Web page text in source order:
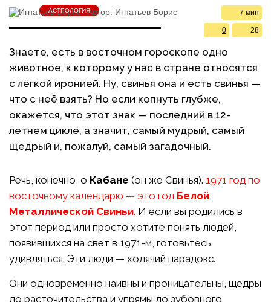
Автор: Игнатьев Борис
АСТРОЛОГИЯ 7 мин
28
0
Знаете, есть в восточном гороскопе одно
животное, к которому у нас в стране относятся
с лёгкой иронией. Ну, свинья она и есть свинья —
что с неё взять? Но если копнуть глубже,
окажется, что этот знак — последний в 12-
летнем цикле, а значит, самый мудрый, самый
щедрый и, пожалуй, самый загадочный.
Речь, конечно, о Кабане (он же Свинья). 1971 год по
восточному календарю — это год Белой
Металлической Свиньи. И если вы родились в
этот период или просто хотите понять людей,
появившихся на свет в 1971-м, готовьтесь
удивляться. Эти люди — ходячий парадокс.
Они одновременно наивны и проницательны, щедры
до расточительства и упрямы до зубовного